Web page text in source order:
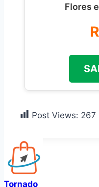
Flores
Post Views: 267
Tornado